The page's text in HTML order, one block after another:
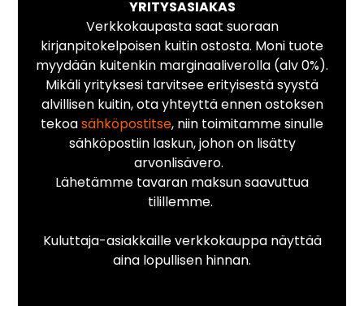
YRITYSASIAKAS
Verkkokaupasta saat suoraan
kirjanpitokelpoisen kuitin ostosta. Moni tuote
myydään kuitenkin marginaaliverolla (alv 0%).
Mikäli yrityksesi tarvitsee erityisestä syystä
alvillisen kuitin, ota yhteyttä ennen ostoksen
tekoasähköpostitse, niin toimitamme sinulle
sähköpostiin laskun, johon on lisätty
arvonlisävero.
Lähetämme tavaran maksun saavuttua
tilillemme.
Kuluttaja-asiakkaille verkkokauppa näyttää
aina lopullisen hinnan.